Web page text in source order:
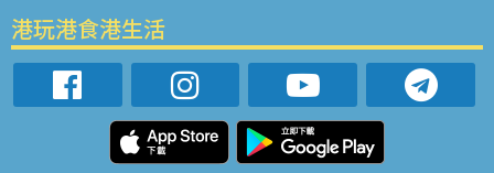
港玩港食港生活